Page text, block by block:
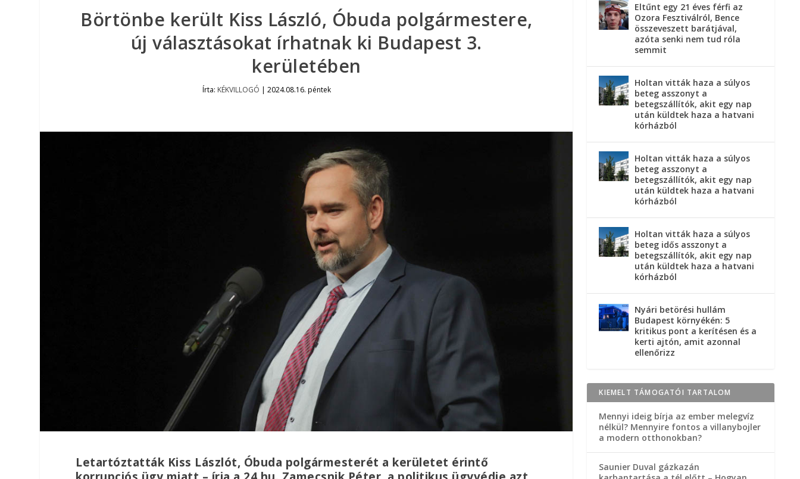
Börtönbe került Kiss László, Óbuda polgármestere,
új választásokat írhatnak ki Budapest 3.
kerületében
Írta: KÉKVILLOGÓ |2024.08.16. péntek
Letartóztatták Kiss Lászlót, Óbuda polgármesterét a kerületet érintő
Eltűnt egy 21 éves férfi az
Ozora Fesztiválról, Bence
összeveszett barátjával,
azóta senki nem tud róla
semmit
Holtan vitták haza a súlyos
beteg asszonyt a
betegszállítók, akit egy nap
után küldtek haza a hatvani
kórházból
Holtan vitták haza a súlyos
beteg asszonyt a
betegszállítók, akit egy nap
után küldtek haza a hatvani
kórházból
Holtan vitták haza a súlyos
beteg idős asszonyt a
betegszállítók, akit egy nap
után küldtek haza a hatvani
kórházból
Nyári betörési hullám
Budapest környékén: 5
kritikus pont a kerítésen és a
kerti ajtón, amit azonnal
ellenőrizz
KIEMELT TÁMOGATÓI TARTALOM
Mennyi ideig bírja az ember melegvíz
nélkül? Mennyire fontos a villanybojler
a modern otthonokban?
Saunier Duval gázkazán